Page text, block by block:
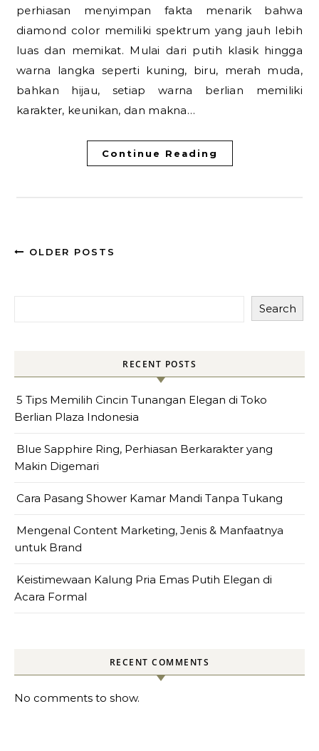
perhiasan menyimpan fakta menarik bahwa
diamond color memiliki spektrum yang jauh lebih
luas dan memikat. Mulai dari putih klasik hingga
warna langka seperti kuning, biru, merah muda,
bahkan hijau, setiap warna berlian memiliki
karakter, keunikan, dan makna…
Continue Reading
OLDER POSTS
Search
RECENT POSTS
5 Tips Memilih Cincin Tunangan Elegan di Toko
Berlian Plaza Indonesia
Blue Sapphire Ring, Perhiasan Berkarakter yang
Makin Digemari
Cara Pasang Shower Kamar Mandi Tanpa Tukang
Mengenal Content Marketing, Jenis & Manfaatnya
untuk Brand
Keistimewaan Kalung Pria Emas Putih Elegan di
Acara Formal
RECENT COMMENTS
No comments to show.